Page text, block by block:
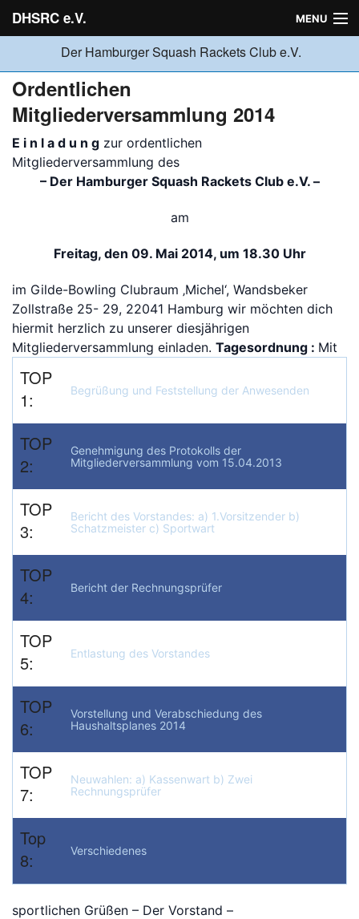
DHSRC e.V. MENU
Verein
Neuigkeiten
Ligabetrieb
Jugend
Sponsoren
Bitte anmelden
Der Hamburger Squash Rackets Club e.V.
Ordentlichen
Mitgliederversammlung 2014
E i n l a d u n g zur ordentlichen
Mitgliederversammlung des
– Der Hamburger Squash Rackets Club e.V. –
am
Freitag, den 09. Mai 2014, um 18.30 Uhr
im Gilde-Bowling Clubraum ‚Michel‘, Wandsbeker
Zollstraße 25- 29, 22041 Hamburg wir möchten dich
hiermit herzlich zu unserer diesjährigen
Mitgliederversammlung einladen. Tagesordnung :
TOP
1:
Begrüßung und Feststellung der Anwesenden
TOP
2:
Genehmigung des Protokolls der
Mitgliederversammlung vom 15.04.2013
TOP
3:
Bericht des Vorstandes: a) 1.Vorsitzender b)
Schatzmeister c) Sportwart
TOP
4:
Bericht der Rechnungsprüfer
TOP
5:
Entlastung des Vorstandes
TOP
6:
Vorstellung und Verabschiedung des
Haushaltsplanes 2014
TOP
7:
Neuwahlen: a) Kassenwart b) Zwei
Rechnungsprüfer
Top
8:
Verschiedenes
Mit
sportlichen Grüßen – Der Vorstand –